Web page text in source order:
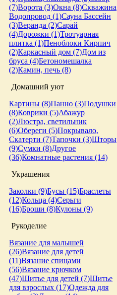
(7)Ворота (3)Окна (8)Скважина
Водопровод (1)Сауна Бассейн
(3)Веранда (2)Сарай
(4)Дорожки (1)Тротуарная
плитка (1)Пеноблоки Кирпич
(2)Каркасный дом (7)Дом из
бруса (4)Бетономешалка
(2)Камин, печь (8)
Домашний уют
Картины (8)Панно (3)Подушки
(8)Коврики (5)Абажур
(2)Люстра, светильник
(6)Обереги (5)Покрывало,
Скатерти (7)Тапочки (3)Шторы
(9)Сумки (8)Другое
(36)Комнатные растения (14)
Украшения
Заколки (9)Бусы (15)Браслеты
(12)Кольца (4)Серьги
(16)Броши (8)Кулоны (9)
Рукоделие
Вязание для малышей
(26)Вязание для детей
(11)Вязание спицами
(56)Вязание крючком
(47)Шитье для детей (7)Шитье
для взрослых (17)Одежда для